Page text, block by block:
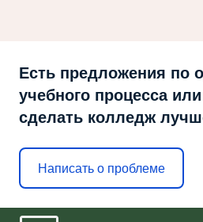
Есть предложения по
учебного процесса или
сделать колледж
Написать о проблеме